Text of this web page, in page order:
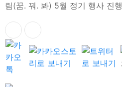
림(꿈. 꿔. 봐) 5월 정기 행사 진행